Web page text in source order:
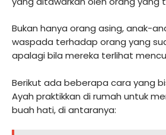
Bukan hanya orang asing, anak-
waspada terhadap orang yang
apalagi bila mereka terlihat
Berikut ada beberapa cara yang
Ayah praktikkan di rumah untuk
buah hati, di antaranya: